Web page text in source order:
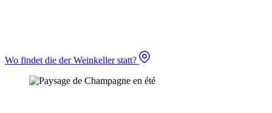
Wo findet die der Weinkeller statt?